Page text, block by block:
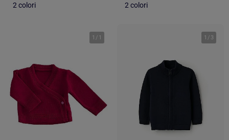
2 colori 2 colori
1 / 1 1 / 3